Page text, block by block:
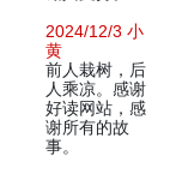
2024/12/3 小
黄
前人栽树，后
人乘凉。感谢
好读网站，感
谢所有的故
事。